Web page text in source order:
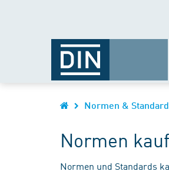
Normen &
Normen
Normen und Standards